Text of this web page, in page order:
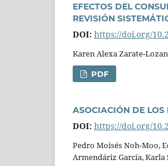
EFECTOS DEL
REVISIÓN
DOI: https://doi.org/
Karen Alexa Zarate-
PDF
ASOCIACIÓN DE LOS
DOI: https://doi.org/
Pedro Moisés Noh-Moo,
Armendáriz Garcí­a,